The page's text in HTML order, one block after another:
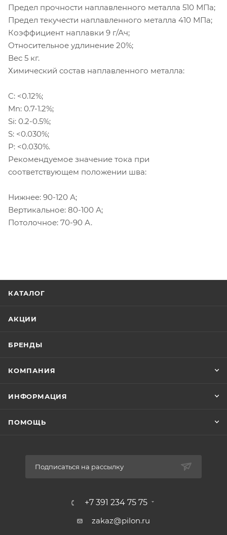
Предел прочности наплавленного металла 510 МПа;
Предел текучести наплавленного металла 410 МПа;
Коэффициент наплавки 9 г/Ач;
Относительное удлинение 20%;
Вес 5 кг.
Химический состав наплавленного металла:
C: <0.12%;
Mn: 0.7-1.2%;
Si: 0.2-0.5%;
S: <0.030%;
P: <0.030%.
Рекомендуемое значение тока при
соответствующем положении шва:
Нижнее: 90-120 А;
Вертикальное: 80-100 А;
Потолочное: 70-90 А.
КАТАЛОГ
АКЦИИ
БРЕНДЫ
КОМПАНИЯ
ИНФОРМАЦИЯ
ПОМОЩЬ
Подписаться на рассылку
+7 391 234 75 75
zakaz@pilon.ru